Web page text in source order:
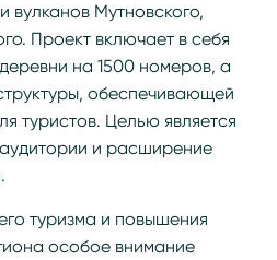
вулканов Мутновского,
Проект включает в себя
на 1500 номеров, а
обеспечивающей
туристов. Целью является
и расширение
туризма и повышения
особое внимание